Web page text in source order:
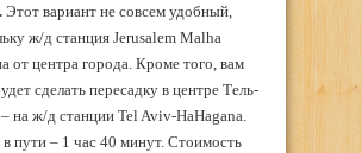
Этот вариант не совсем удобный,
ж/д станция Jerusalem Malha
от центра города. Кроме того, вам
сделать пересадку в центре Тель-
на ж/д станции Tel Aviv-HaHagana.
пути – 1 час 40 минут. Стоимость